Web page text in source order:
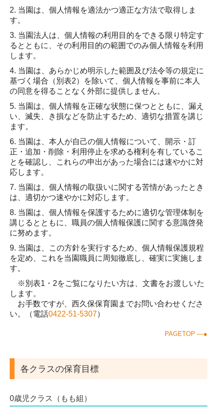
2. 当園は、個人情報を適法かつ適正な方法で取得しま
す。
3. 当園法人は、個人情報の利用目的をできる限り特定す
るとともに、その利用目的の範囲でのみ個人情報を利用
します。
4. 当園は、あらかじめ明示した範囲及び法令等の規定に
基づく場合（別表2）を除いて、個人情報を事前に本人
の同意を得ることなく外部に提供しません。
5. 当園は、個人情報を正確な状態に保つとともに、漏え
い、滅失、き損などを防止するため、適切な措置を講じ
ます。
6. 当園は、本人が自己の個人情報について、開示・訂
正・追加・削除・利用停止を求める権利を有しているこ
とを確認し、これらの申出があった場合には速やかに対
応します。
7. 当園は、個人情報の取扱いに関する苦情があったとき
は、適切かつ速やかに対応します。
8. 当園は、個人情報を保護するために適切な管理体制を
講じるとともに、職員の個人情報保護に関する意識啓発
に努めます。
9. 当園は、この方針を実行するため、個人情報保護規程
を定め、これを当園職員に周知徹底し、確実に実施しま
す。
※別表1・2をご覧になりたい方は、文書をお渡しいた
します。
お手数ですが、西久保保育園までお問い合わせくださ
い。（電話0422-51-5307）
PAGETOP ―●
各クラスの保育目標
0歳児クラス（もも組）